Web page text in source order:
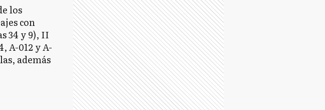
los
con
34 y 9), II
A-012 y A-
además